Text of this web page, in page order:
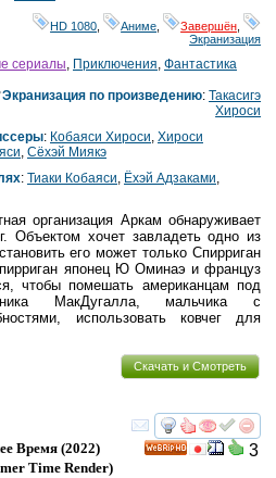
HD 1080 Аниме Завершён
Экранизация
сериалы, Приключения, Фантастика
Экранизация по произведению:Такасигэ
Хироси
: Кобаяси Хироси, Хироси
, Сёхэй Миякэ
: Тиаки Кобаяси, Ёхэй Адзаками,
организация Аркам обнаруживает
Объектом хочет завладеть одно из
его может только Спирриган
японец Ю Оминаэ и француз
чтобы помешать американцам под
МакДугалла, мальчика с
использовать ковчег для
Скачать и Смотреть
смотреть
3
Время(2022)
Time Render)